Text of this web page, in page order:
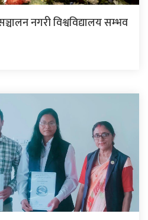
नगरी विश्वविद्यालय सम्भव